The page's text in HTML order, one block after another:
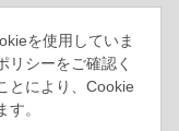
を使用していま
リシーをご確認く
とにより、Cookie
。